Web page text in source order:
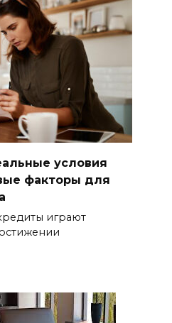
условия
факторы для
играют